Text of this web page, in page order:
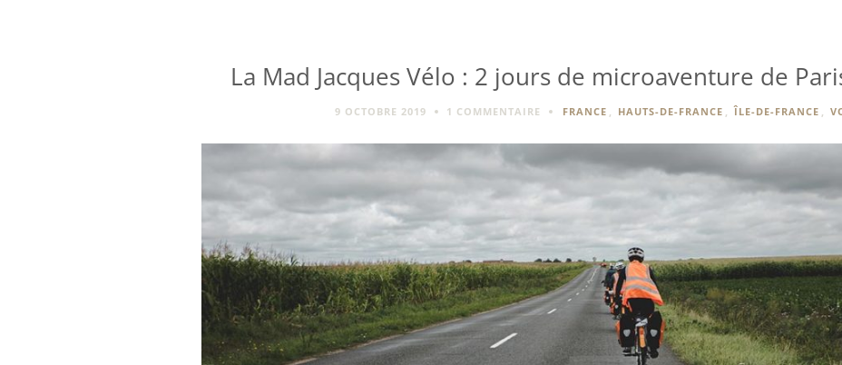
La Mad Jacques Vélo : 2 jours de microaventure de
9 OCTOBRE 2019 1 COMMENTAIRE FRANCE , HAUTS-DE-FRANCE , ÎLE-DE-FRANCE ,